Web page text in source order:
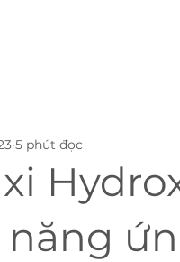
năng
5 phút đọc